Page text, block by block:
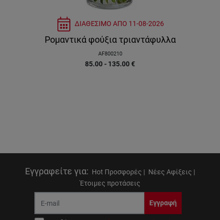
ΔΙΑΘΕΣΙΜΟ ΑΠΟ 11-08-2026
Ρομαντικά φούξια τριαντάφυλλα
AF800210
85.00 - 135.00€
Εγγραφείτε για: Hot Προσφορές | Νέες Αφίξεις |
Έτοιμες προτάσεις
Εγγραφή